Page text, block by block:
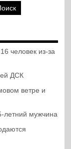
человек из-за
ДСК
ветре и
летний мужчина